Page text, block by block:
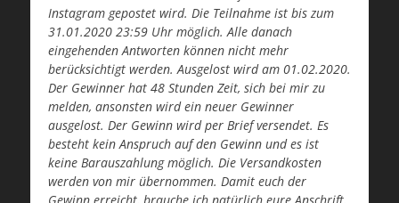
Instagram gepostet wird. Die Teilnahme ist bis zum
31.01.2020 23:59 Uhr möglich. Alle danach
eingehenden Antworten können nicht mehr
berücksichtigt werden. Ausgelost wird am 01.02.2020.
Der Gewinner hat 48 Stunden Zeit, sich bei mir zu
melden, ansonsten wird ein neuer Gewinner
ausgelost. Der Gewinn wird per Brief versendet. Es
besteht kein Anspruch auf den Gewinn und es ist
keine Barauszahlung möglich. Die Versandkosten
werden von mir übernommen. Damit euch der
Gewinn erreicht, brauche ich natürlich eure Anschrift,